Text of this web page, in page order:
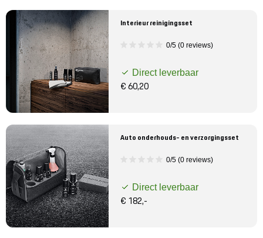
Interieur reinigingsset
0/5 (0 reviews)
Direct leverbaar
€ 60,20
Auto onderhouds- en verzorgingsset
0/5 (0 reviews)
Direct leverbaar
€ 182,-